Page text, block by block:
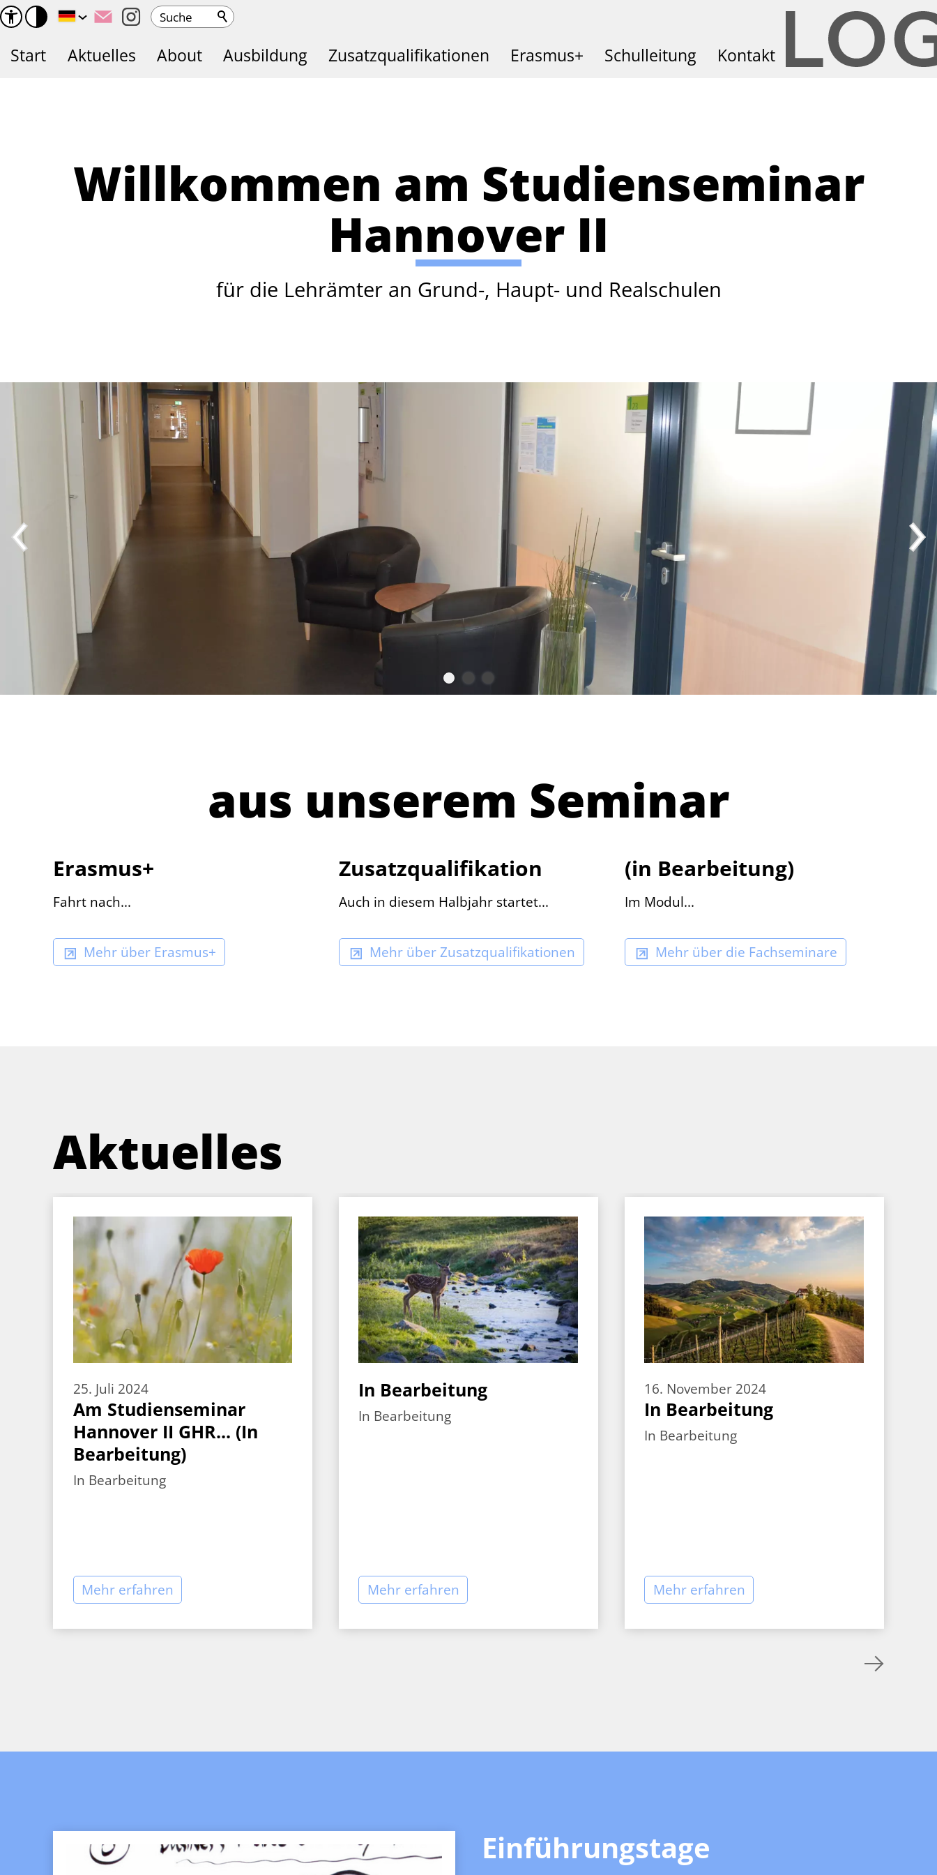
Suche
Start Aktuelles About Ausbildung Zusatzqualifikationen Erasmus+ Schulleitung Kontakt
Willkommen am Studienseminar
Hannover II
für die Lehrämter an Grund-, Haupt- und Realschulen
aus unserem Seminar
Erasmus+
Fahrt nach...
Mehr über Erasmus+
Zusatzqualifikation
Auch in diesem Halbjahr startet...
Mehr über Zusatzqualifikationen
(in Bearbeitung)
Im Modul...
Mehr über die Fachseminare
Aktuelles
25. Juli 2024
Am Studienseminar
Hannover II GHR... (In
Bearbeitung)
In Bearbeitung
Mehr erfahren
In Bearbeitung
In Bearbeitung
Mehr erfahren
16. November 2024
In Bearbeitung
In Bearbeitung
Mehr erfahren
Einführungstage